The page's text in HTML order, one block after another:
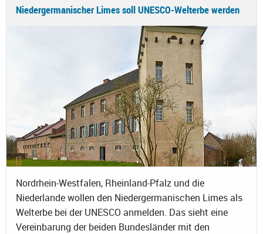
Niedergermanischer Limes soll UNESCO-Welterbe werden
Nordrhein-Westfalen, Rheinland-Pfalz und die
Niederlande wollen den Niedergermanischen Limes als
Welterbe bei der UNESCO anmelden. Das sieht eine
Vereinbarung der beiden Bundesländer mit den